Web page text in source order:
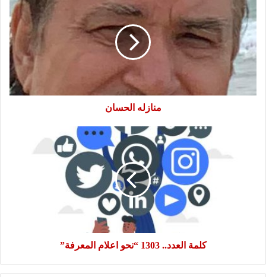
الحسان
منازله الحسان
كلمة العدد.. 1303 “نحو اعلام المعرفة”